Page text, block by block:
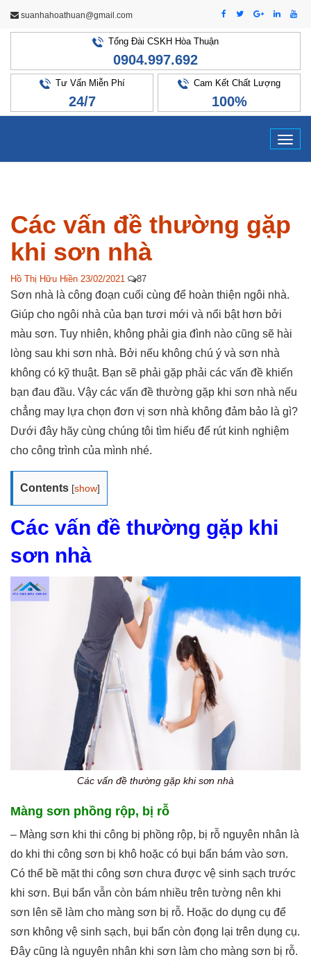
suanhahoathuan@gmail.com
Tổng Đài CSKH Hòa Thuận
0904.997.692
Tư Vấn Miễn Phí
24/7
Cam Kết Chất Lượng
100%
Các vấn đề thường gặp
khi sơn nhà
Hồ Thị Hữu Hiền 23/02/2021 87
Sơn nhà là công đoạn cuối cùng để hoàn thiện ngôi nhà.
Giúp cho ngôi nhà của bạn tươi mới và nổi bật hơn bởi
màu sơn. Tuy nhiên, không phải gia đình nào cũng sẽ hài
lòng sau khi sơn nhà. Bởi nếu không chú ý và sơn nhà
không có kỹ thuật. Bạn sẽ phải gặp phải các vấn đề khiến
bạn đau đầu. Vậy các vấn đề thường gặp khi sơn nhà nếu
chẳng may lựa chọn đơn vị sơn nhà không đảm bảo là gì?
Dưới đây hãy cùng chúng tôi tìm hiểu để rút kinh nghiệm
cho công trình của mình nhé.
Contents [show]
Các vấn đề thường gặp khi
sơn nhà
Các vấn đề thường gặp khi sơn nhà
Màng sơn phồng rộp, bị rỗ
– Màng sơn khi thi công bị phồng rộp, bị rỗ nguyên nhân là
do khi thi công sơn bị khô hoặc có bụi bẩn bám vào sơn.
Có thể bề mặt thi công sơn chưa được vệ sinh sạch trước
khi sơn. Bụi bẩn vẫn còn bám nhiều trên tường nên khi
sơn lên sẽ làm cho màng sơn bị rỗ. Hoặc do dụng cụ để
sơn không vệ sinh sạch, bụi bẩn còn đọng lại trên dụng cụ.
Đây cũng là nguyên nhân khi sơn làm cho màng sơn bị rỗ.